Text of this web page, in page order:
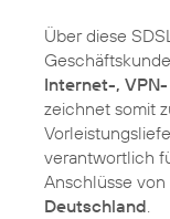
Über diese
Internet-,
zeichnet somit
verantwortlich
Anschlüsse
Deutschland.